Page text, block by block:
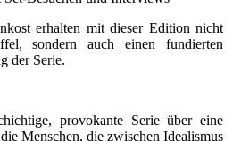
erhalten mit dieser Edition nicht
sondern auch einen fundierten
der Serie.
provokante Serie über eine
Menschen, die zwischen Idealismus